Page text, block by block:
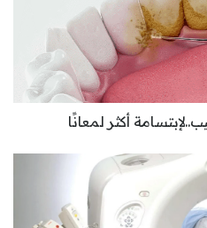
أكثر لمعانًا